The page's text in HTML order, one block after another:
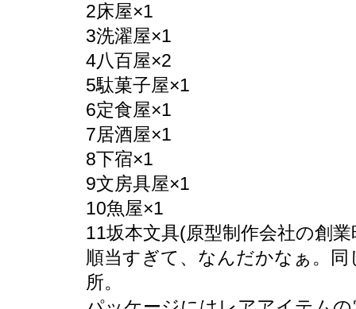
2床屋×1
3洗濯屋×1
4八百屋×2
5駄菓子屋×1
6定食屋×1
7居酒屋×1
8下宿×1
9文房具屋×1
10魚屋×1
11坂本文具(原型制作会社の創
順当すぎて、なんだかなぁ。
所。